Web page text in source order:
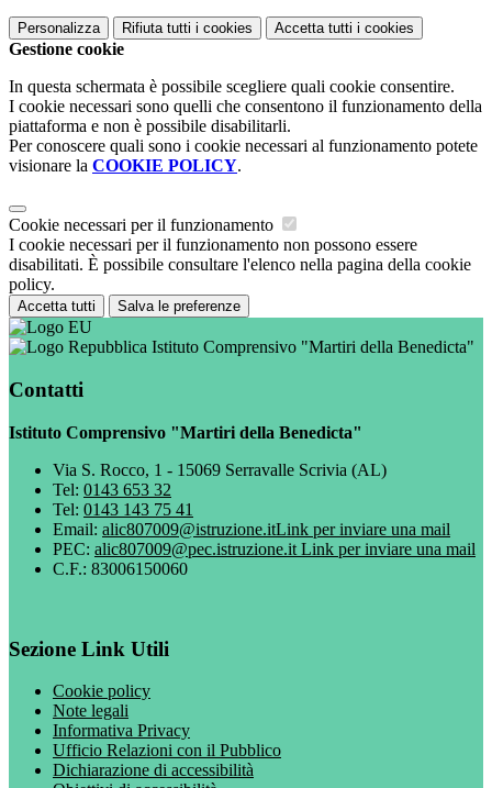
Personalizza Rifiuta tutti i cookies Accetta tutti i cookies
Gestione cookie
In questa schermata è possibile scegliere quali cookie consentire.
I cookie necessari sono quelli che consentono il funzionamento della
piattaforma e non è possibile disabilitarli.
Per conoscere quali sono i cookie necessari al funzionamento potete
visionare la COOKIE POLICY.
Cookie necessari per il funzionamento
I cookie necessari per il funzionamento non possono essere
disabilitati. È possibile consultare l'elenco nella pagina della cookie
policy.
Accetta tutti Salva le preferenze
Istituto Comprensivo "Martiri della Benedicta"
Contatti
Istituto Comprensivo "Martiri della Benedicta"
Via S. Rocco, 1 - 15069 Serravalle Scrivia (AL)
Tel: 0143 653 32
Tel: 0143 143 75 41
Email: alic807009@istruzione.itLink per inviare una mail
PEC: alic807009@pec.istruzione.it Link per inviare una mail
C.F.: 83006150060
Sezione Link Utili
Cookie policy
Note legali
Informativa Privacy
Ufficio Relazioni con il Pubblico
Dichiarazione di accessibilità